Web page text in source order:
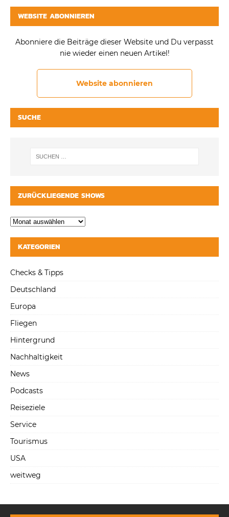
WEBSITE ABONNIEREN
Abonniere die Beiträge dieser Website und Du verpasst
nie wieder einen neuen Artikel!
Website abonnieren
SUCHE
ZURÜCKLIEGENDE SHOWS
KATEGORIEN
Checks & Tipps
Deutschland
Europa
Fliegen
Hintergrund
Nachhaltigkeit
News
Podcasts
Reiseziele
Service
Tourismus
USA
weitweg